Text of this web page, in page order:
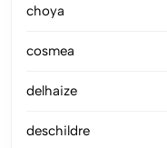
choya
cosmea
delhaize
deschildre